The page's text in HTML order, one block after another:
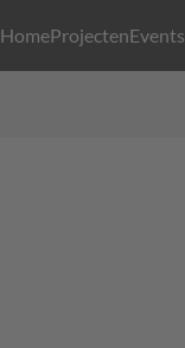
HomeProjectenEvents